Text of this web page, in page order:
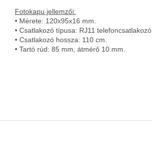
Fotokapu jellemzői:
• Mérete: 120x95x16 mm.
• Csatlakozó típusa: RJ11 telefoncsatlakozó.
• Csatlakozó hossza: 110 cm.
• Tartó rúd: 85 mm, átmérő 10 mm.
L